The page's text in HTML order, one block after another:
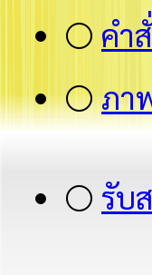
⚪ คำ
⚪ภา
⚪ รับ